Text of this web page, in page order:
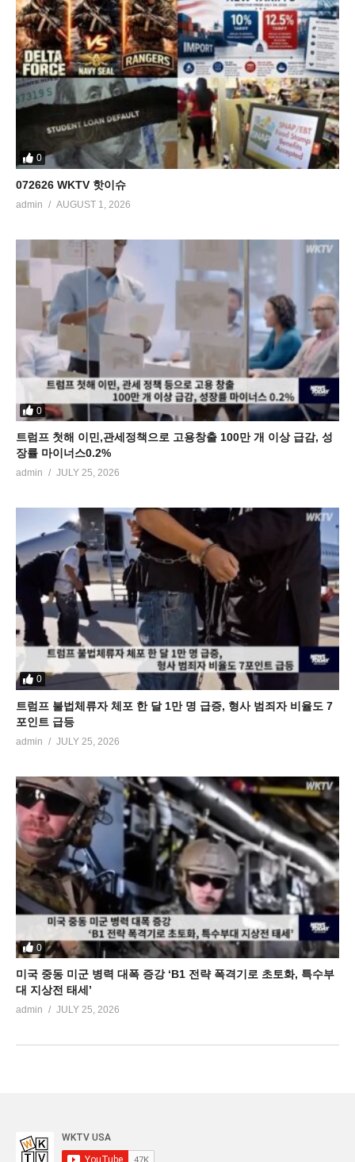
0
072626 WKTV 핫이슈
admin AUGUST 1, 2026
0
트럼프 첫해 이민,관세정책으로 고용창출 100만 개 이상 급감, 성
장률 마이너스0.2%
admin JULY 25, 2026
0
트럼프 불법체류자 체포 한 달 1만 명 급증, 형사 범죄자 비율도 7
포인트 급등
admin JULY 25, 2026
0
미국 중동 미군 병력 대폭 증강 ‘B1 전략 폭격기로 초토화, 특수부
대 지상전 태세’
admin JULY 25, 2026